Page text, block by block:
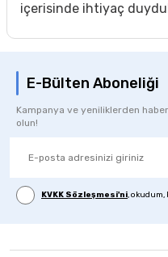
içerisinde ihtiyaç
E-Bülten Aboneliği
Kampanya ve yeniliklerden
olun!
KVKK Sözleşmesi'ni, okudum,